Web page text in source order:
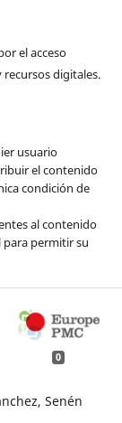
el acceso
digitales.
usuario
el contenido
condición de
al contenido
para permitir su
0
Senén